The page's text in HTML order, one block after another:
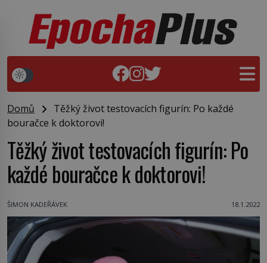
Domů
Těžký život testovacích figurín: Po každé
bouračce k doktorovi!
Těžký život testovacích figurín: Po
každé bouračce k doktorovi!
ŠIMON KADEŘÁVEK 18.1.2022